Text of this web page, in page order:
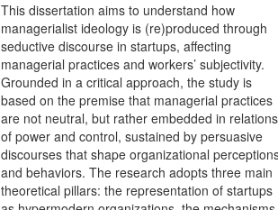
This dissertation aims to understand how
managerialist ideology is (re)produced through
seductive discourse in startups, affecting
managerial practices and workers’ subjectivity.
Grounded in a critical approach, the study is
based on the premise that managerial practices
are not neutral, but rather embedded in relations
of power and control, sustained by persuasive
discourses that shape organizational
and behaviors. The research adopts three main
theoretical pillars: the representation of startups